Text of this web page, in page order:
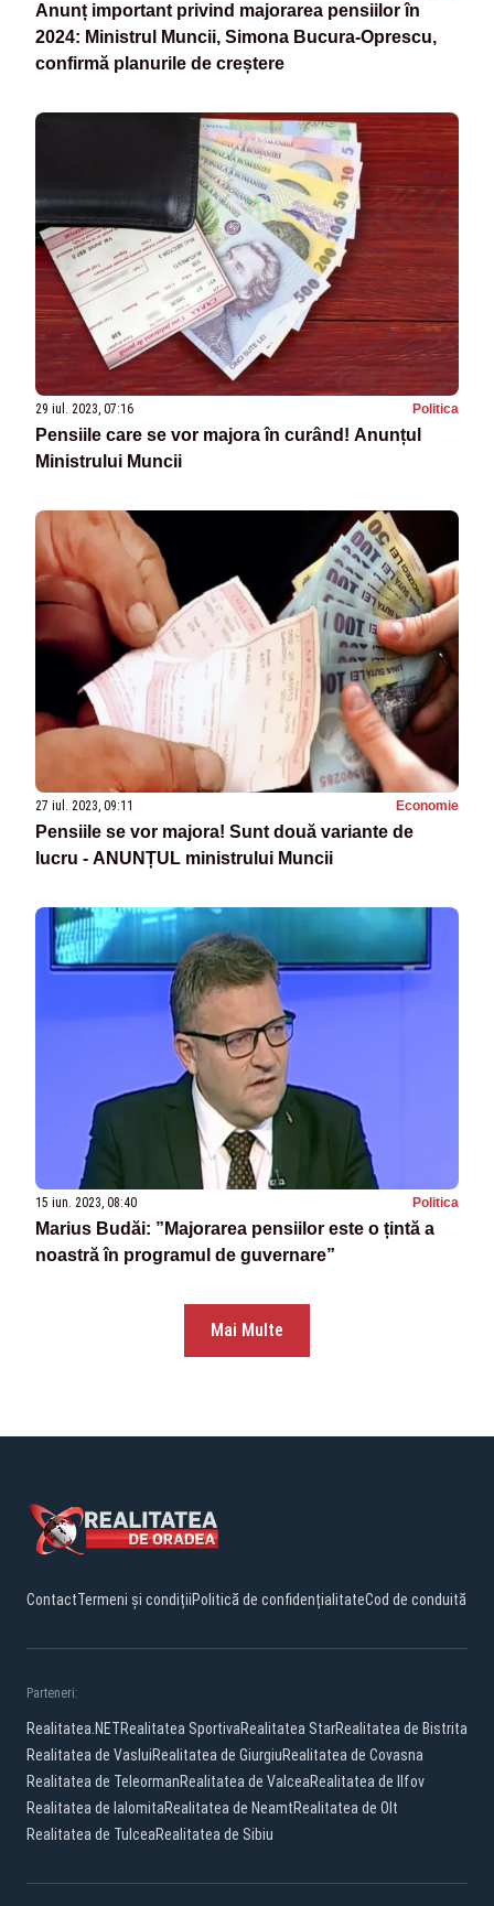
Anunț important privind majorarea pensiilor în
2024: Ministrul Muncii, Simona Bucura-Oprescu,
confirmă planurile de creștere
29 iul. 2023, 07:16 Politica
Pensiile care se vor majora în curând! Anunțul
Ministrului Muncii
27 iul. 2023, 09:11 Economie
Pensiile se vor majora! Sunt două variante de
lucru - ANUNȚUL ministrului Muncii
15 iun. 2023, 08:40 Politica
Marius Budăi: ”Majorarea pensiilor este o țintă a
noastră în programul de guvernare”
Mai Multe
ContactTermeni și condițiiPolitică de confidențialitateCod de conduită
Parteneri:
Realitatea.NETRealitatea SportivaRealitatea StarRealitatea de Bistrita
Realitatea de VasluiRealitatea de GiurgiuRealitatea de Covasna
Realitatea de TeleormanRealitatea de ValceaRealitatea de Ilfov
Realitatea de IalomitaRealitatea de NeamtRealitatea de Olt
Realitatea de TulceaRealitatea de Sibiu